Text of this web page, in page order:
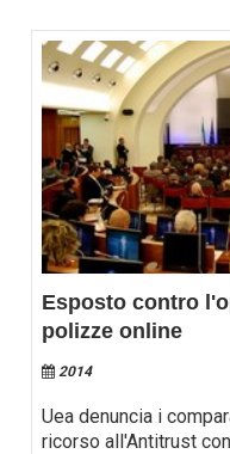
Esposto contro
polizze online
2014
Uea denuncia i
ricorso all'Antitrust